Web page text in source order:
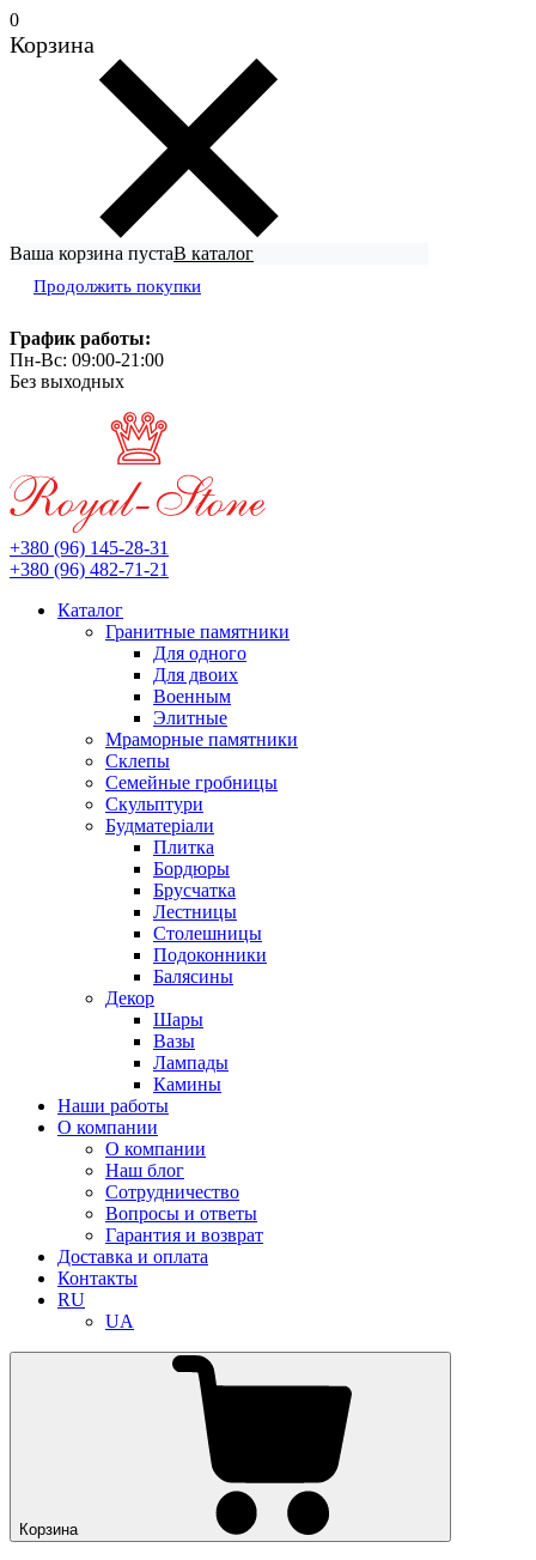
0
Корзина
Ваша корзина пустаВ каталог
Продолжить покупки
График работы:
Пн-Вс: 09:00-21:00
Без выходных
+380 (96) 145-28-31
+380 (96) 482-71-21
Каталог
Гранитные памятники
Для одного
Для двоих
Военным
Элитные
Мраморные памятники
Склепы
Семейные гробницы
Скульптури
Будматеріали
Плитка
Бордюры
Брусчатка
Лестницы
Столешницы
Подоконники
Балясины
Декор
Шары
Вазы
Лампады
Камины
Наши работы
О компании
О компании
Наш блог
Сотрудничество
Вопросы и ответы
Гарантия и возврат
Доставка и оплата
Контакты
RU
UA
Корзина